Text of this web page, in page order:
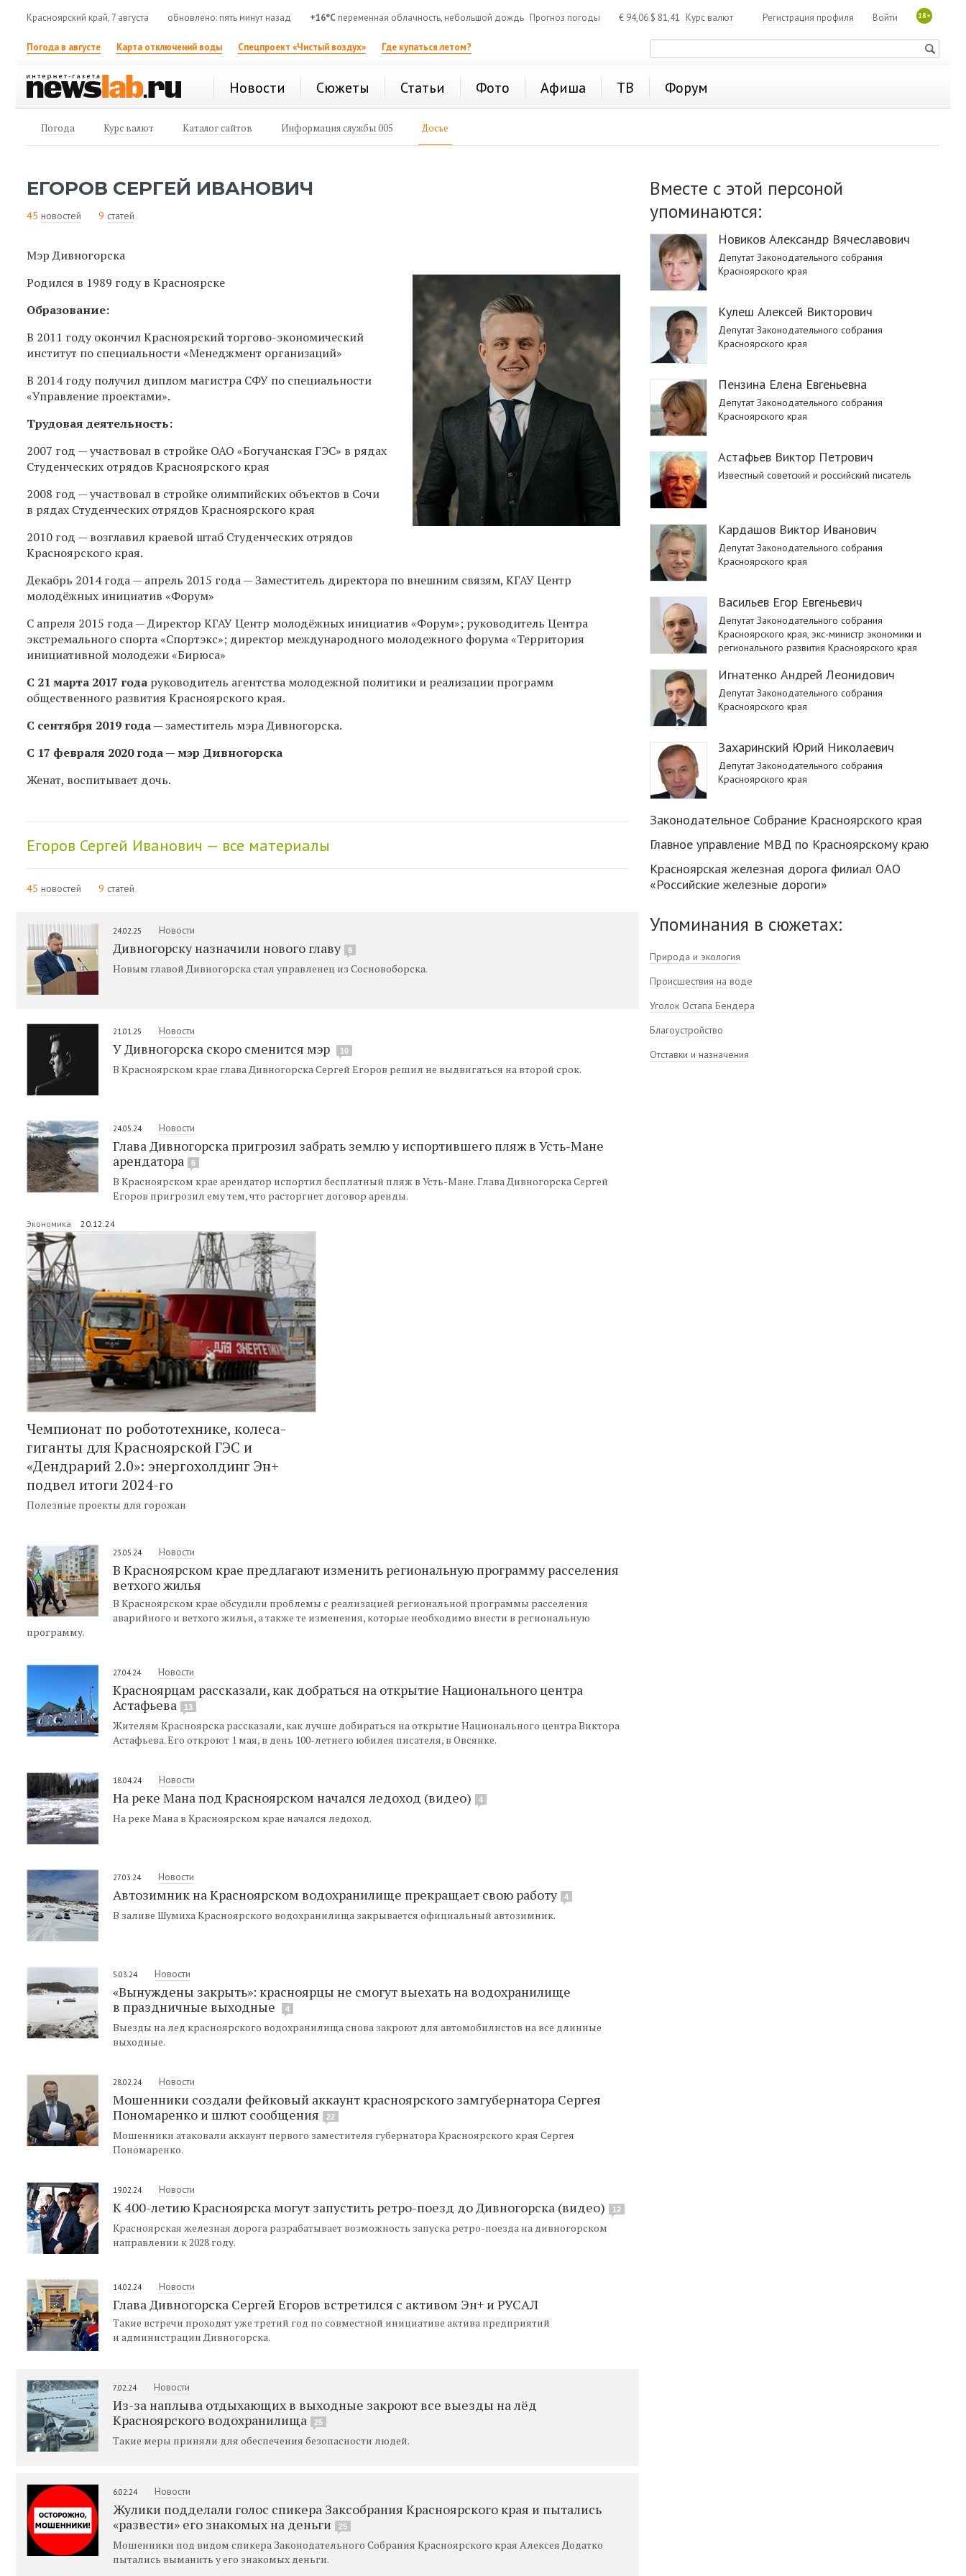
Красноярский край, 7 августа обновлено: пять минут назад +16°C переменная облачность, небольшой дождь Прогноз погоды € 94,06 $ 81,41 Курс валют 18+
Войти
Регистрация профиля
Погода в августе Карта отключений воды Спецпроект «Чистый воздух» Где купаться летом?
Новости Сюжеты Статьи Фото Афиша ТВ Форум
Погода Курс валют Каталог сайтов Информация службы 005 Досье
ЕГОРОВ СЕРГЕЙ ИВАНОВИЧ
45 новостей 9 статей
Мэр Дивногорска
Родился в 1989 году в Красноярске
Образование:
В 2011 году окончил Красноярский торгово-экономический
институт по специальности «Менеджмент организаций»
В 2014 году получил диплом магистра СФУ по специальности
«Управление проектами».
Трудовая деятельность:
2007 год — участвовал в стройке ОАО «Богучанская ГЭС» в рядах
Студенческих отрядов Красноярского края
2008 год — участвовал в стройке олимпийских объектов в Сочи
в рядах Студенческих отрядов Красноярского края
2010 год — возглавил краевой штаб Студенческих отрядов
Красноярского края.
Декабрь 2014 года — апрель 2015 года — Заместитель директора по внешним связям, КГАУ Центр
молодёжных инициатив «Форум»
С апреля 2015 года — Директор КГАУ Центр молодёжных инициатив «Форум»; руководитель Центра
экстремального спорта «Спортэкс»; директор международного молодежного форума «Территория
инициативной молодежи «Бирюса»
С 21 марта 2017 года руководитель агентства молодежной политики и реализации программ
общественного развития Красноярского края.
С сентября 2019 года —заместитель мэра Дивногорска.
С 17 февраля 2020 года — мэр Дивногорска
Женат, воспитывает дочь.
Егоров Сергей Иванович — все материалы
45 новостей 9 статей
24.02.25 Новости
Дивногорску назначили нового главу 9
Новым главой Дивногорска стал управленец из Сосновоборска.
21.01.25 Новости
У Дивногорска скоро сменится мэр 10
В Красноярском крае глава Дивногорска Сергей Егоров решил не выдвигаться на второй срок.
24.05.24 Новости
Глава Дивногорска пригрозил забрать землю у испортившего пляж в Усть-Мане
арендатора
6
В Красноярском крае арендатор испортил бесплатный пляж в Усть-Мане. Глава Дивногорска Сергей
Егоров пригрозил ему тем, что расторгнет договор аренды.
Экономика 20.12.24
Чемпионат по робототехнике, колеса-
гиганты для Красноярской ГЭС и
«Дендрарий 2.0»: энергохолдинг Эн+
подвел итоги 2024-го
Полезные проекты для горожан
23.05.24 Новости
В Красноярском крае предлагают изменить региональную программу расселения
ветхого жилья
В Красноярском крае обсудили проблемы с реализацией региональной программы расселения
аварийного и ветхого жилья, а также те изменения, которые необходимо внести в региональную
программу.
27.04.24 Новости
Красноярцам рассказали, как добраться на открытие Национального центра
Астафьева
13
Жителям Красноярска рассказали, как лучше добираться на открытие Национального центра Виктора
Астафьева. Его откроют 1 мая, в день 100-летнего юбилея писателя, в Овсянке.
18.04.24 Новости
На реке Мана под Красноярском начался ледоход (видео) 4
На реке Мана в Красноярском крае начался ледоход.
27.03.24 Новости
Автозимник на Красноярском водохранилище прекращает свою работу 4
В заливе Шумиха Красноярского водохранилища закрывается официальный автозимник.
5.03.24 Новости
«Вынуждены закрыть»: красноярцы не смогут выехать на водохранилище
в праздничные выходные
4
Выезды на лед красноярского водохранилища снова закроют для автомобилистов на все длинные
выходные.
28.02.24 Новости
Мошенники создали фейковый аккаунт красноярского замгубернатора Сергея
Пономаренко и шлют сообщения
22
Мошенники атаковали аккаунт первого заместителя губернатора Красноярского края Сергея
Пономаренко.
19.02.24 Новости
К 400-летию Красноярска могут запустить ретро-поезд до Дивногорска (видео) 12
Красноярская железная дорога разрабатывает возможность запуска ретро-поезда на дивногорском
направлении к 2028 году.
14.02.24 Новости
Глава Дивногорска Сергей Егоров встретился с активом Эн+ и РУСАЛ
Такие встречи проходят уже третий год по совместной инициативе актива предприятий
и администрации Дивногорска.
7.02.24 Новости
Из-за наплыва отдыхающих в выходные закроют все выезды на лёд
Красноярского водохранилища
25
Такие меры приняли для обеспечения безопасности людей.
6.02.24 Новости
Жулики подделали голос спикера Заксобрания Красноярского края и пытались
«развести» его знакомых на деньги
25
Мошенники под видом спикера Законодательного Собрания Красноярского края Алексея Додатко
пытались выманить у его знакомых деньги.
Вместе с этой персоной
упоминаются:
Новиков Александр Вячеславович
Депутат Законодательного собрания
Красноярского края
Кулеш Алексей Викторович
Депутат Законодательного собрания
Красноярского края
Пензина Елена Евгеньевна
Депутат Законодательного собрания
Красноярского края
Астафьев Виктор Петрович
Известный советский и российский писатель
Кардашов Виктор Иванович
Депутат Законодательного собрания
Красноярского края
Васильев Егор Евгеньевич
Депутат Законодательного собрания
Красноярского края, экс-министр экономики и
регионального развития Красноярского края
Игнатенко Андрей Леонидович
Депутат Законодательного собрания
Красноярского края
Захаринский Юрий Николаевич
Депутат Законодательного собрания
Красноярского края
Законодательное Собрание Красноярского края
Главное управление МВД по Красноярскому краю
Красноярская железная дорога филиал ОАО
«Российские железные дороги»
Упоминания в сюжетах:
Природа и экология
Происшествия на воде
Уголок Остапа Бендера
Благоустройство
Отставки и назначения